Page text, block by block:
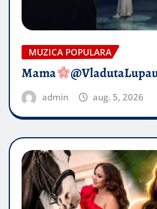
MUZICA POPULARA
Mama
admin aug. 5, 2026